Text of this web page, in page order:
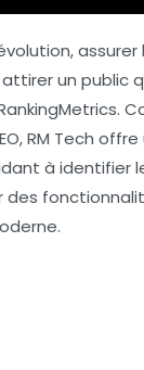
assurer
un public
RM Tech offre
à identifier